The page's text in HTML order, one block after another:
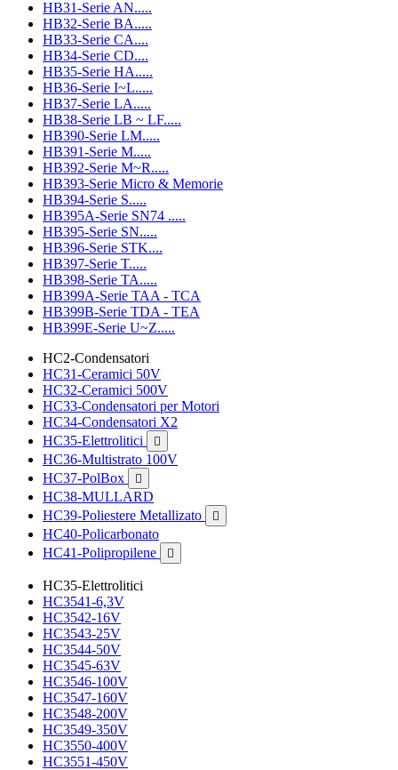
HB31-Serie AN.....
HB32-Serie BA.....
HB33-Serie CA....
HB34-Serie CD....
HB35-Serie HA.....
HB36-Serie I~L.....
HB37-Serie LA.....
HB38-Serie LB ~ LF.....
HB390-Serie LM.....
HB391-Serie M.....
HB392-Serie M~R.....
HB393-Serie Micro & Memorie
HB394-Serie S.....
HB395A-Serie SN74 .....
HB395-Serie SN.....
HB396-Serie STK....
HB397-Serie T.....
HB398-Serie TA.....
HB399A-Serie TAA - TCA
HB399B-Serie TDA - TEA
HB399E-Serie U~Z.....
HC2-Condensatori
HC31-Ceramici 50V
HC32-Ceramici 500V
HC33-Condensatori per Motori
HC34-Condensatori X2
HC35-Elettrolitici

HC36-Multistrato 100V
HC37-PolBox

HC38-MULLARD
HC39-Poliestere Metallizato

HC40-Policarbonato
HC41-Polipropilene

HC35-Elettrolitici
HC3541-6,3V
HC3542-16V
HC3543-25V
HC3544-50V
HC3545-63V
HC3546-100V
HC3547-160V
HC3548-200V
HC3549-350V
HC3550-400V
HC3551-450V